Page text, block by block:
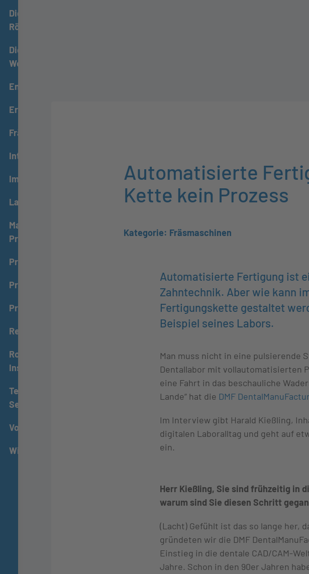
Digitales
Röntgen
Digitaler
Workflow
Endodontie
Ergonomie
Fräsmaschinen
Intraoralscanner
Implantologie
Laborgründung
Materialien
Praxis
Praxisabgabe
Praxismanagement
Prophylaxe
Reparaturwerkstätten
Rotierende
Instrumente
Technischer
Service
Vollkeramik
Wirtschaftlichkeit
Automatisierte
Kette kein Prozess
Kategorie: Fräsmaschinen
Automatisierte Fertigung ist
Zahntechnik. Aber wie kann
Fertigungskette gestaltet
Beispiel seines Labors.
Man muss nicht in eine pulsierende
Dentallabor mit vollautomatisierten
eine Fahrt in das beschauliche
Lande“ hat die DMF DentalManuFactur
Im Interview gibt Harald Kießling,
digitalen Laboralltag und geht auf
ein.
Herr Kießling, Sie sind frühzeitig in
warum sind Sie diesen Schritt
(Lacht) Gefühlt ist das so lange her,
gründeten wir die DMF
Einstieg in die dentale CAD/CAM-
Jahre. Schon in den 90er Jahren